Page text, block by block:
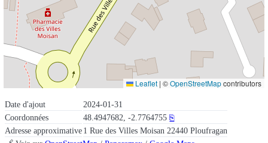
Date d'ajout
2024-01-31
Coordonnées
48.4947682, -2.7764755 ⎘
Adresse approximative1 Rue des Villes Moisan 22440 Ploufragan
Leaflet | ©OpenStreetMapcontributors